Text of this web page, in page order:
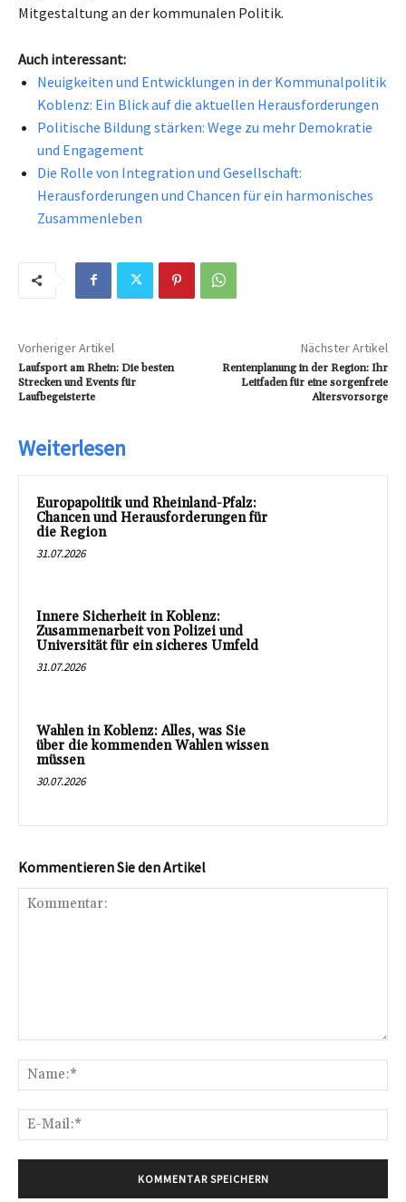
Mitgestaltung an der kommunalen Politik.
Auch interessant:
Neuigkeiten und Entwicklungen in der Kommunalpolitik
Koblenz: Ein Blick auf die aktuellen Herausforderungen
Politische Bildung stärken: Wege zu mehr Demokratie
und Engagement
Die Rolle von Integration und Gesellschaft:
Herausforderungen und Chancen für ein harmonisches
Zusammenleben
Vorheriger Artikel
Laufsport am Rhein: Die besten
Strecken und Events für
Laufbegeisterte
Nächster Artikel
Rentenplanung in der Region: Ihr
Leitfaden für eine sorgenfreie
Altersvorsorge
Weiterlesen
Europapolitik und Rheinland-Pfalz:
Chancen und Herausforderungen für
die Region
31.07.2026
Innere Sicherheit in Koblenz:
Zusammenarbeit von Polizei und
Universität für ein sicheres Umfeld
31.07.2026
Wahlen in Koblenz: Alles, was Sie
über die kommenden Wahlen wissen
müssen
30.07.2026
Kommentieren Sie den Artikel